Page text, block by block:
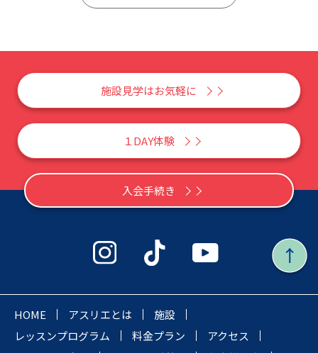
施設見学はお気軽に
１DAY体験
入会手続き
HOME アスリエとは
施設
レッスンプログラム
料金プラン
アクセス